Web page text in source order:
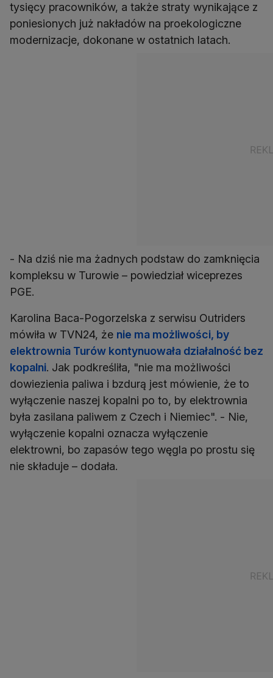
tysięcy pracowników, a także straty wynikające z
poniesionych już nakładów na proekologiczne
modernizacje, dokonane w ostatnich latach.
- Na dziś nie ma żadnych podstaw do zamknięcia
kompleksu w Turowie – powiedział wiceprezes
PGE.
Karolina Baca-Pogorzelska z serwisu Outriders
mówiła w TVN24, że nie ma możliwości, by
elektrownia Turów kontynuowała działalność bez
kopalni. Jak podkreśliła, "nie ma możliwości
dowiezienia paliwa i bzdurą jest mówienie, że to
wyłączenie naszej kopalni po to, by elektrownia
była zasilana paliwem z Czech i Niemiec". - Nie,
wyłączenie kopalni oznacza wyłączenie
elektrowni, bo zapasów tego węgla po prostu się
nie składuje – dodała.